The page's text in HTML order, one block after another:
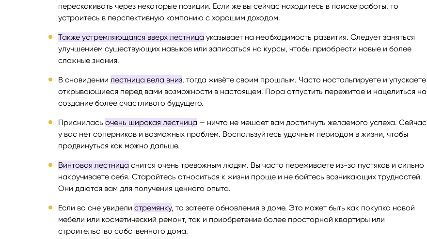
перескакивать через некоторые позиции. Если же вы сейчас находитесь в поиске работы, то
устроитесь в перспективную компанию с хорошим доходом.
Также устремляющаяся вверх лестница указывает на необходимость развития. Следует заняться
улучшением существующих навыков или записаться на курсы, чтобы приобрести новые и более
сложные знания.
В сновидении лестница вела вниз, тогда живёте своим прошлым. Часто ностальгируете и упускаете
открывающиеся перед вами возможности в настоящем. Пора отпустить пережитое и нацелиться на
создание более счастливого будущего.
Приснилась очень широкая лестница — ничто не мешает вам достигнуть желаемого успеха. Сейчас
у вас нет соперников и возможных проблем. Воспользуйтесь удачным периодом в жизни, чтобы
продвинуться как можно дальше.
Винтовая лестница снится очень тревожным людям. Вы часто переживаете из-за пустяков и сильно
накручиваете себя. Старайтесь относиться к жизни проще и не бойтесь возникающих трудностей.
Они даются вам для получения ценного опыта.
Если во сне увидели стремянку, то затеете обновления в доме. Это может быть как покупка новой
мебели или косметический ремонт, так и приобретение более просторной квартиры или
строительство собственного дома.